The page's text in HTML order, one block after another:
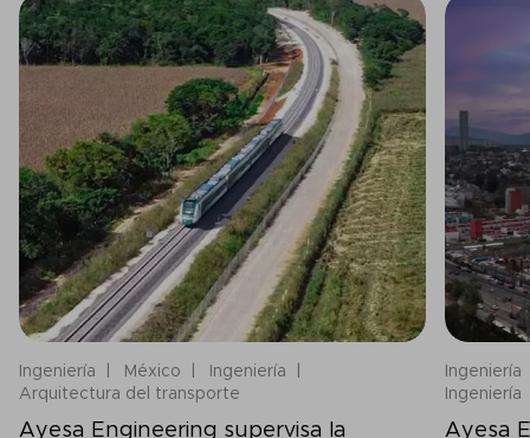
Ingeniería México
Ingeniería
Arquitectura del transporte
Ayesa Engineering supervisa la
Ingeniería
Ingeniería
Ayesa